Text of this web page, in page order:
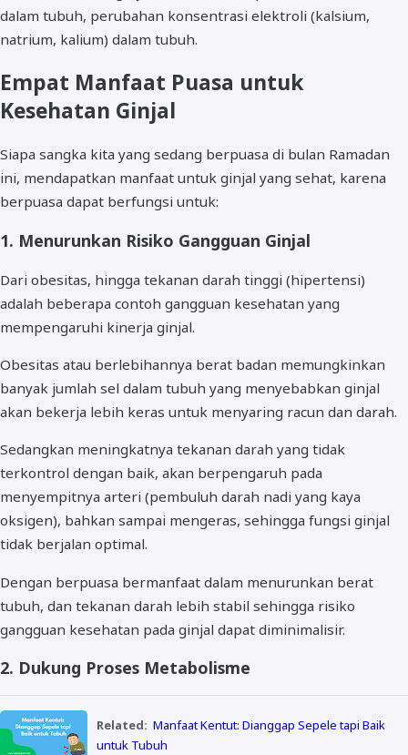
dalam tubuh, perubahan konsentrasi elektroli (kalsium,
natrium, kalium) dalam tubuh.
Empat Manfaat Puasa untuk
Kesehatan Ginjal
Siapa sangka kita yang sedang berpuasa di bulan Ramadan
ini, mendapatkan manfaat untuk ginjal yang sehat, karena
berpuasa dapat berfungsi untuk:
1. Menurunkan Risiko Gangguan Ginjal
Dari obesitas, hingga tekanan darah tinggi (hipertensi)
adalah beberapa contoh gangguan kesehatan yang
mempengaruhi kinerja ginjal.
Obesitas atau berlebihannya berat badan memungkinkan
banyak jumlah sel dalam tubuh yang menyebabkan ginjal
akan bekerja lebih keras untuk menyaring racun dan darah.
Sedangkan meningkatnya tekanan darah yang tidak
terkontrol dengan baik, akan berpengaruh pada
menyempitnya arteri (pembuluh darah nadi yang kaya
oksigen), bahkan sampai mengeras, sehingga fungsi ginjal
tidak berjalan optimal.
Dengan berpuasa bermanfaat dalam menurunkan berat
tubuh, dan tekanan darah lebih stabil sehingga risiko
gangguan kesehatan pada ginjal dapat diminimalisir.
2. Dukung Proses Metabolisme
Related: Manfaat Kentut: Dianggap Sepele tapi Baik
untuk Tubuh